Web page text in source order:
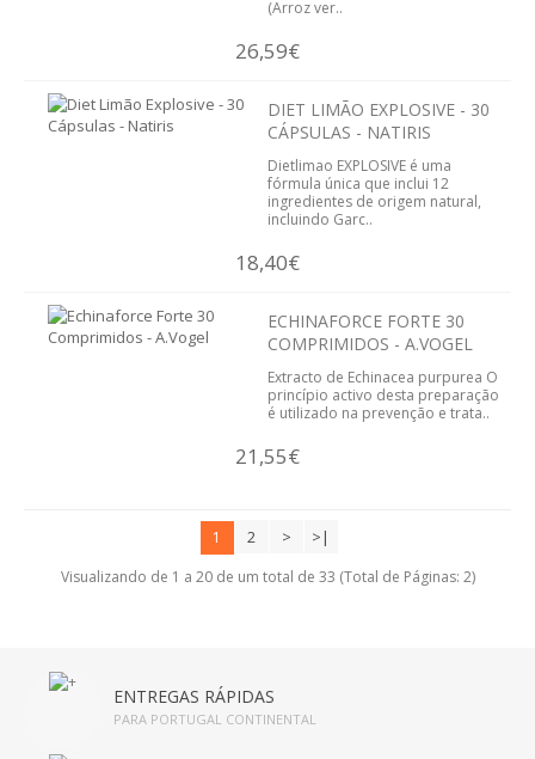
CONTACTOS
(Arroz ver..
26,59€
DIET LIMÃO EXPLOSIVE - 30
CÁPSULAS - NATIRIS
Dietlimao EXPLOSIVE é uma
fórmula única que inclui 12
ingredientes de origem natural,
incluindo Garc..
18,40€
ECHINAFORCE FORTE 30
COMPRIMIDOS - A.VOGEL
Extracto de Echinacea purpurea O
princípio activo desta preparação
é utilizado na prevenção e trata..
21,55€
1 2 > >|
Visualizando de 1 a 20 de um total de 33 (Total de Páginas: 2)
ENTREGAS RÁPIDAS
PARA PORTUGAL CONTINENTAL